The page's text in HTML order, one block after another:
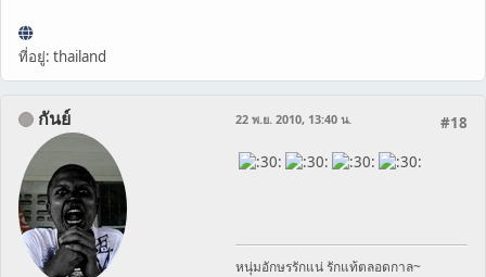
ที่อยู่: thailand
กันย์ #18
22 พ.ย. 2010, 13:40 น.
หนุ่มอักษรรักแน่ รักแท้ตลอดกาล~